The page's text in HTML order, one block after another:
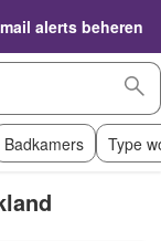
alerts beheren
Badkamers Type